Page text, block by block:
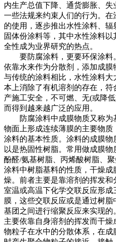
内生产总值下降、通货膨胀、
一些法规来约束人们的行为。
的使用，逐步推出水性涂料、
固体份涂料等，其中水性涂料
全性成为业界研究的热点。
要防腐涂料，更要环保涂料
依靠水来作为分散剂，添加成膜
与传统的涂料相比，水性涂料
本上消除了有机溶剂的存在，
产施工安全，不可燃、无(或降
而得到越来越广泛的应用。
防腐涂料中成膜物质又称为
物面上形成连续薄膜的主要物
涂料的基本性质。涂料的成膜
以是热固性树脂。常用做成膜物
酚醛/氨基树脂、丙烯酸树脂、
涂料中树脂基料的性质，干燥
燥。前者主要是靠溶剂的挥发
室温或高温下化学交联反应形
膜，这些交联反应或是通过树
基团之间进行缩聚反应来实现
主要依靠自身溶剂的挥发而干
物粒子在水中的分散体系，在